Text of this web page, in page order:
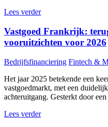
Lees verder
Vastgoed Frankrijk:
vooruitzichten voor 2026
Bedrijfsfinanciering Fintech &
Het jaar 2025 betekende een
vastgoedmarkt, met een
achteruitgang. Gesterkt door
Lees verder